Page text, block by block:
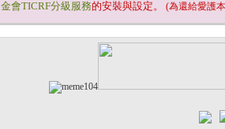
金會TICRF分級服務的安裝與設定。 (為還給愛護